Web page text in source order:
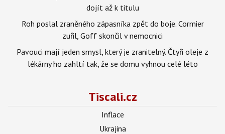
dojít až k titulu
Roh poslal zraněného zápasníka zpět do boje. Cormier
zuřil, Goff skončil v nemocnici
Pavouci mají jeden smysl, který je zranitelný. Čtyři oleje z
lékárny ho zahltí tak, že se domu vyhnou celé léto
Tiscali.cz
Inflace
Ukrajina